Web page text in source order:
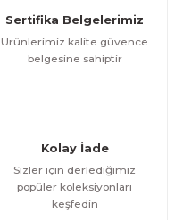
Sertifika Belgelerimiz
Ürünlerimiz kalite güvence
belgesine sahiptir
Kolay İade
Sizler için derlediğimiz
popüler koleksiyonları
keşfedin